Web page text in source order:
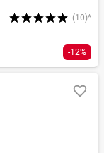
(10)*
-12%